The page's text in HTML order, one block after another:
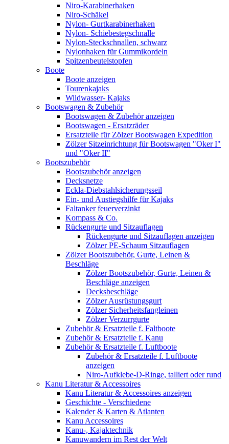
Niro-Karabinerhaken
Niro-Schäkel
Nylon- Gurtkarabinerhaken
Nylon- Schiebestegschnalle
Nylon-Steckschnallen, schwarz
Nylonhaken für Gummikordeln
Spitzenbeutelstopfen
Boote
Boote anzeigen
Tourenkajaks
Wildwasser- Kajaks
Bootswagen & Zubehör
Bootswagen & Zubehör anzeigen
Bootswagen - Ersatzräder
Ersatzteile für Zölzer Bootswagen Expedition
Zölzer Sitzeinrichtung für Bootswagen "Oker I"
und "Oker II"
Bootszubehör
Bootszubehör anzeigen
Decksnetze
Eckla-Diebstahlsicherungsseil
Ein- und Austiegshilfe für Kajaks
Faltanker feuerverzinkt
Kompass & Co.
Rückengurte und Sitzauflagen
Rückengurte und Sitzauflagen anzeigen
Zölzer PE-Schaum Sitzauflagen
Zölzer Bootszubehör, Gurte, Leinen &
Beschläge
Zölzer Bootszubehör, Gurte, Leinen &
Beschläge anzeigen
Decksbeschläge
Zölzer Ausrüstungsgurt
Zölzer Sicherheitsfangleinen
Zölzer Verzurrgurte
Zubehör & Ersatzteile f. Faltboote
Zubehör & Ersatzteile f. Kanu
Zubehör & Ersatzteile f. Luftboote
Zubehör & Ersatzteile f. Luftboote
anzeigen
Niro-Aufklebe-D-Ringe, talliert oder rund
Kanu Literatur & Accessoires
Kanu Literatur & Accessoires anzeigen
Geschichte - Verschiedene
Kalender & Karten & Atlanten
Kanu Accessoires
Kanu-, Kajaktechnik
Kanuwandern im Rest der Welt